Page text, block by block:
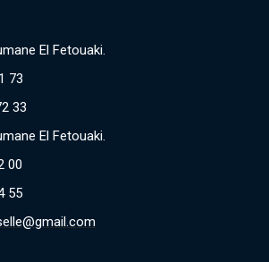
El Fetouaki.
73
33
El Fetouaki.
00
55